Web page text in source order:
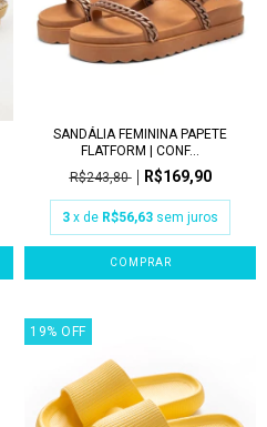
SANDÁLIA FEMININA PAPETE
FLATFORM | CONF...
R$243,80
R$169,90
3 x de R$56,63 sem juros
COMPRAR
19% OFF